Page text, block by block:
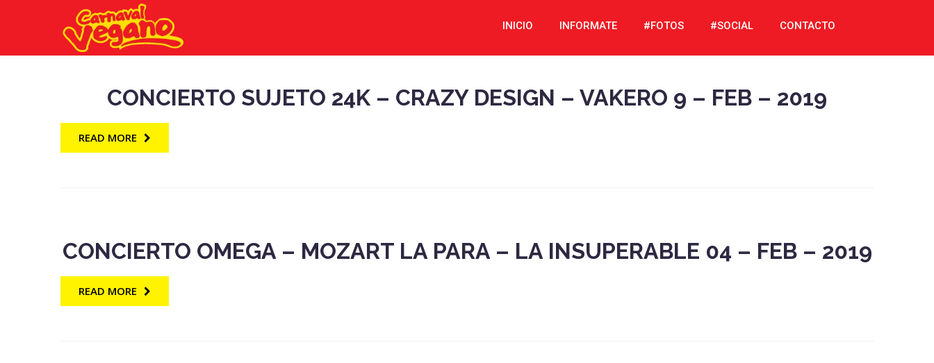
INICIO INFORMATE #FOTOS #SOCIAL CONTACTO
CONCIERTO SUJETO 24K – CRAZY DESIGN – VAKERO 9 – FEB – 2019
READ MORE
CONCIERTO OMEGA – MOZART LA PARA – LA INSUPERABLE 04 – FEB – 2019
READ MORE